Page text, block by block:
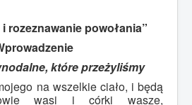
i rozeznawanie powołania”
które przeżyliśmy
na wszelkie ciało, i będą
wasi i córki wasze,